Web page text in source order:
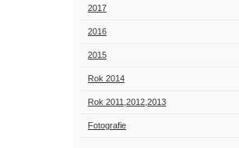
2017
2016
2015
Rok 2014
Rok 2011,2012,2013
Fotografie